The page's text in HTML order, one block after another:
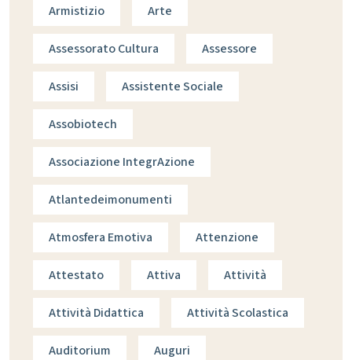
Armistizio Arte
Assessorato Cultura Assessore
Assisi Assistente Sociale
Assobiotech
Associazione IntegrAzione
Atlantedeimonumenti
Atmosfera Emotiva Attenzione
Attestato Attiva Attività
Attività Didattica Attività Scolastica
Auditorium Auguri